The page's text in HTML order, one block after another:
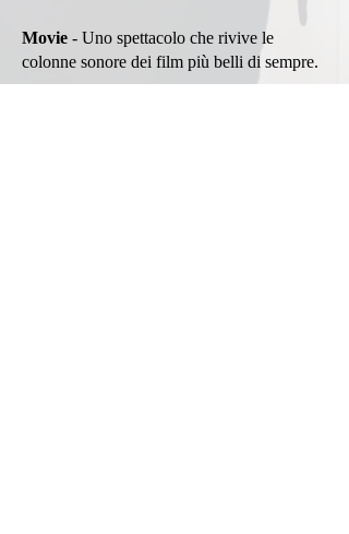
Movie - Uno spettacolo che rivive le
colonne sonore dei film più belli di sempre.